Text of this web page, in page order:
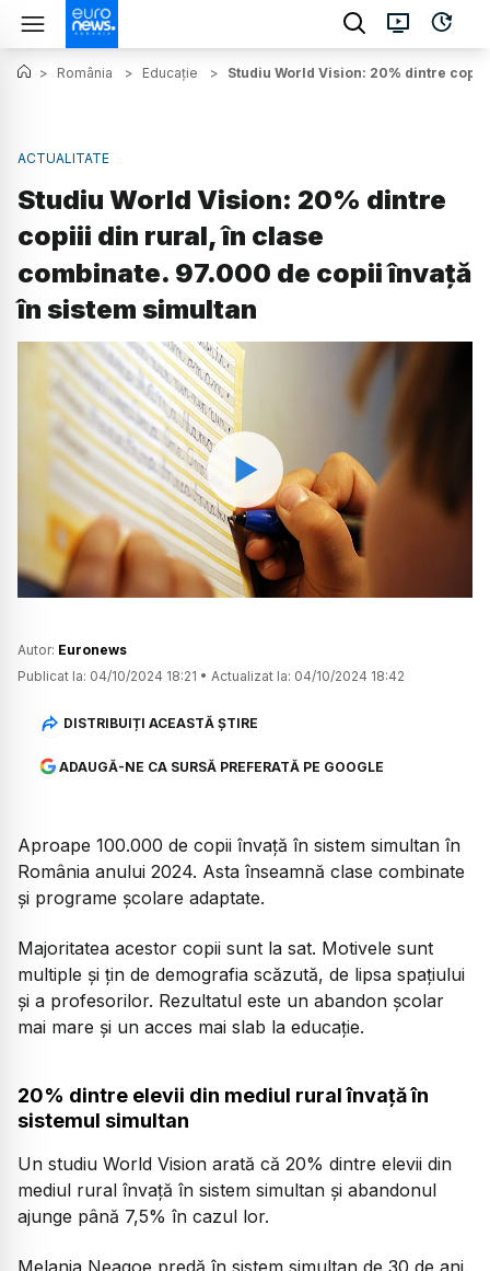
> România > Educație > Studiu World Vision: 20% dintre
ACTUALITATE
Studiu World Vision: 20% dintre
copiii din rural, în clase
combinate. 97.000 de copii învață
în sistem simultan
Watch
Autor: Euronews
Publicat la: 04/10/2024 18:21 • Actualizat la: 04/10/2024 18:42
DISTRIBUIȚI ACEASTĂ ȘTIRE
ADAUGĂ-NE CA SURSĂ PREFERATĂ PE GOOGLE
Aproape 100.000 de copii învață în sistem simultan în
România anului 2024. Asta înseamnă clase combinate
și programe școlare adaptate.
Majoritatea acestor copii sunt la sat. Motivele sunt
multiple și țin de demografia scăzută, de lipsa spațiului
și a profesorilor. Rezultatul este un abandon școlar
mai mare și un acces mai slab la educație.
20% dintre elevii din mediul rural învață în
sistemul simultan
Un studiu World Vision arată că 20% dintre elevii din
mediul rural învață în sistem simultan și abandonul
ajunge până 7,5% în cazul lor.
Melania Neagoe predă în sistem simultan de 30 de ani.